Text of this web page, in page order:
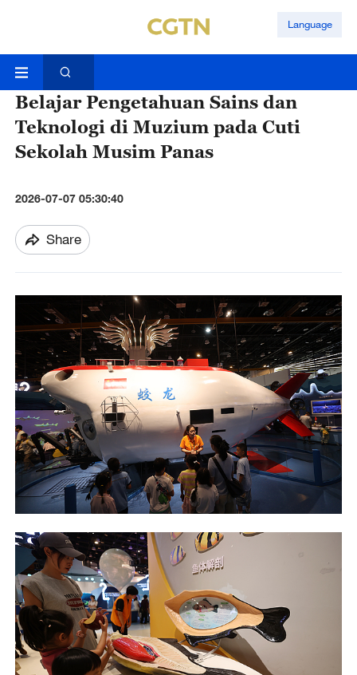
Language
Belajar Pengetahuan Sains dan
Teknologi di Muzium pada Cuti
Sekolah Musim Panas
2026-07-07 05:30:40
Share